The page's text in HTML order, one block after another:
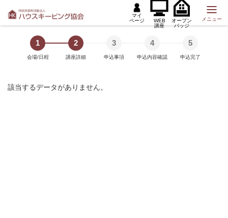
マイ
ページ
WEB
講座
オープン
バッジ
メニュー
1
会場/日程
2
講座詳細
3
申込事項
4
申込内容確認
5
申込完了
該当するデータがありません。